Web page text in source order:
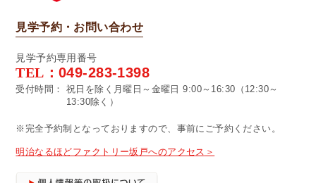
見学予約・お問い合わせ
見学予約専用番号
TEL：049-283-1398
受付時間：
祝日を除く月曜日～金曜日 9:00～16:30（12:30～
13:30除く）
※完全予約制となっておりますので、事前にご予約ください。
明治なるほどファクトリー坂戸へのアクセス